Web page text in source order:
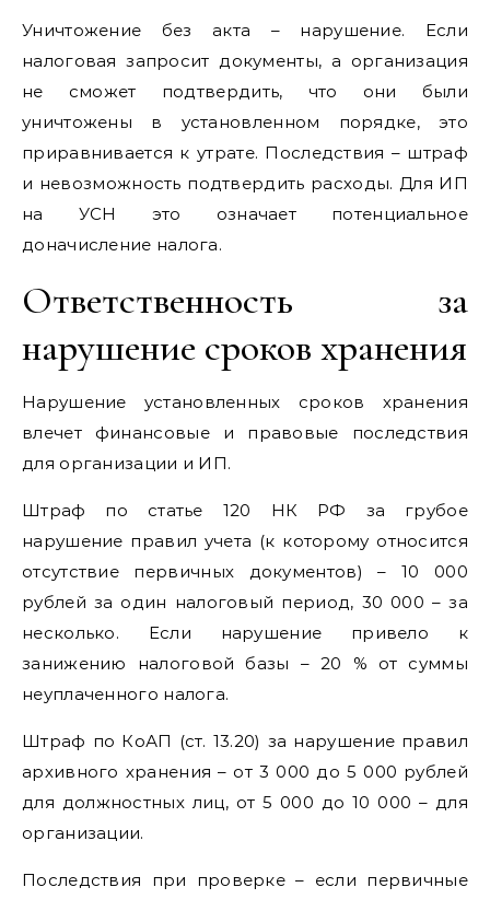
Уничтожение без акта – нарушение. Если
налоговая запросит документы, а организация
не сможет подтвердить, что они были
уничтожены в установленном порядке, это
приравнивается к утрате. Последствия – штраф
и невозможность подтвердить расходы. Для ИП
на УСН это означает потенциальное
доначисление налога.
Ответственность за
нарушение сроков хранения
Нарушение установленных сроков хранения
влечет финансовые и правовые последствия
для организации и ИП.
Штраф по статье 120 НК РФ за грубое
нарушение правил учета (к которому относится
отсутствие первичных документов) – 10 000
рублей за один налоговый период, 30 000 – за
несколько. Если нарушение привело к
занижению налоговой базы – 20 % от суммы
неуплаченного налога.
Штраф по КоАП (ст. 13.20) за нарушение правил
архивного хранения – от 3 000 до 5 000 рублей
для должностных лиц, от 5 000 до 10 000 – для
организации.
Последствия при проверке – если первичные